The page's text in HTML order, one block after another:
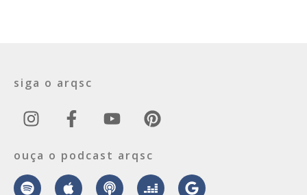
siga o arqsc
ouça o podcast arqsc